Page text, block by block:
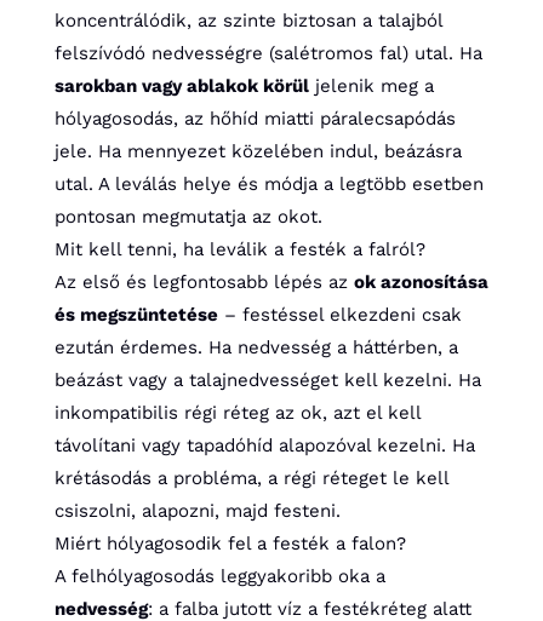
koncentrálódik, az szinte biztosan a talajból
felszívódó nedvességre (salétromos fal) utal. Ha
sarokban vagy ablakok körüljelenik meg a
hólyagosodás, az hőhíd miatti páralecsapódás
jele. Ha mennyezet közelében indul, beázásra
utal. A leválás helye és módja a legtöbb esetben
pontosan megmutatja az okot.
Mit kell tenni, ha leválik a festék a falról?
Az első és legfontosabb lépés az ok azonosítása
és megszüntetése– festéssel elkezdeni csak
ezután érdemes. Ha nedvesség a háttérben, a
beázást vagy a talajnedvességet kell kezelni. Ha
inkompatibilis régi réteg az ok, azt el kell
távolítani vagy tapadóhíd alapozóval kezelni. Ha
krétásodás a probléma, a régi réteget le kell
csiszolni, alapozni, majd festeni.
Miért hólyagosodik fel a festék a falon?
A felhólyagosodás leggyakoribb oka a
nedvesség: a falba jutott víz a festékréteg alatt